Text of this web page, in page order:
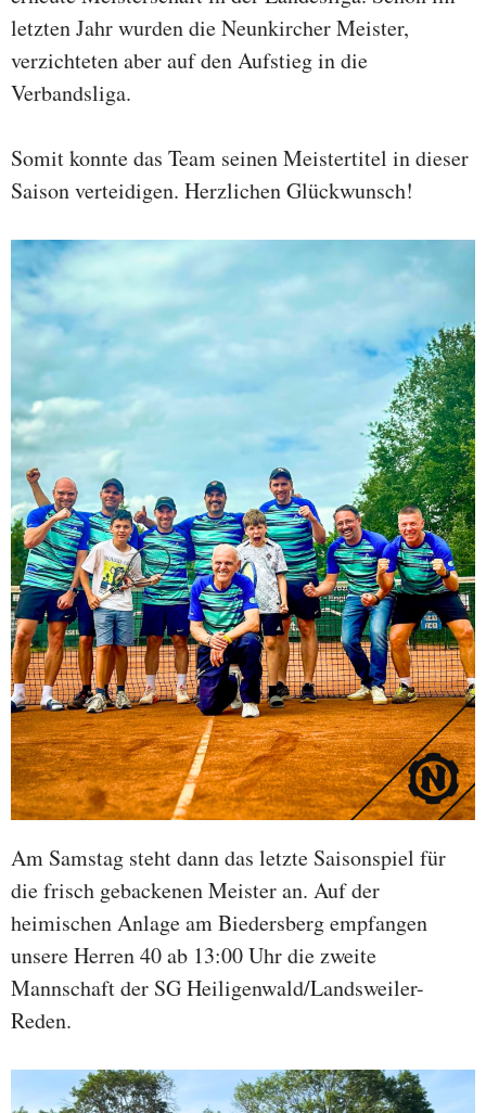
letzten Jahr wurden die Neunkircher Meister,
verzichteten aber auf den Aufstieg in die
Verbandsliga.
Somit konnte das Team seinen Meistertitel in dieser
Saison verteidigen. Herzlichen Glückwunsch!
Am Samstag steht dann das letzte Saisonspiel für
die frisch gebackenen Meister an. Auf der
heimischen Anlage am Biedersberg empfangen
unsere Herren 40 ab 13:00 Uhr die zweite
Mannschaft der SG Heiligenwald/Landsweiler-
Reden.